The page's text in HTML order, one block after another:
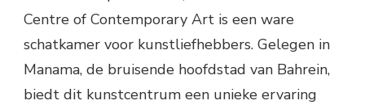
Centre of Contemporary Art is een ware
schatkamer voor kunstliefhebbers. Gelegen in
Manama, de bruisende hoofdstad van Bahrein,
biedt dit kunstcentrum een unieke ervaring